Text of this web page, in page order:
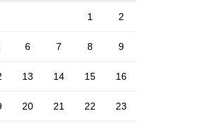
1 2
6 7 8 9
13 14 15 16
20 21 22 23